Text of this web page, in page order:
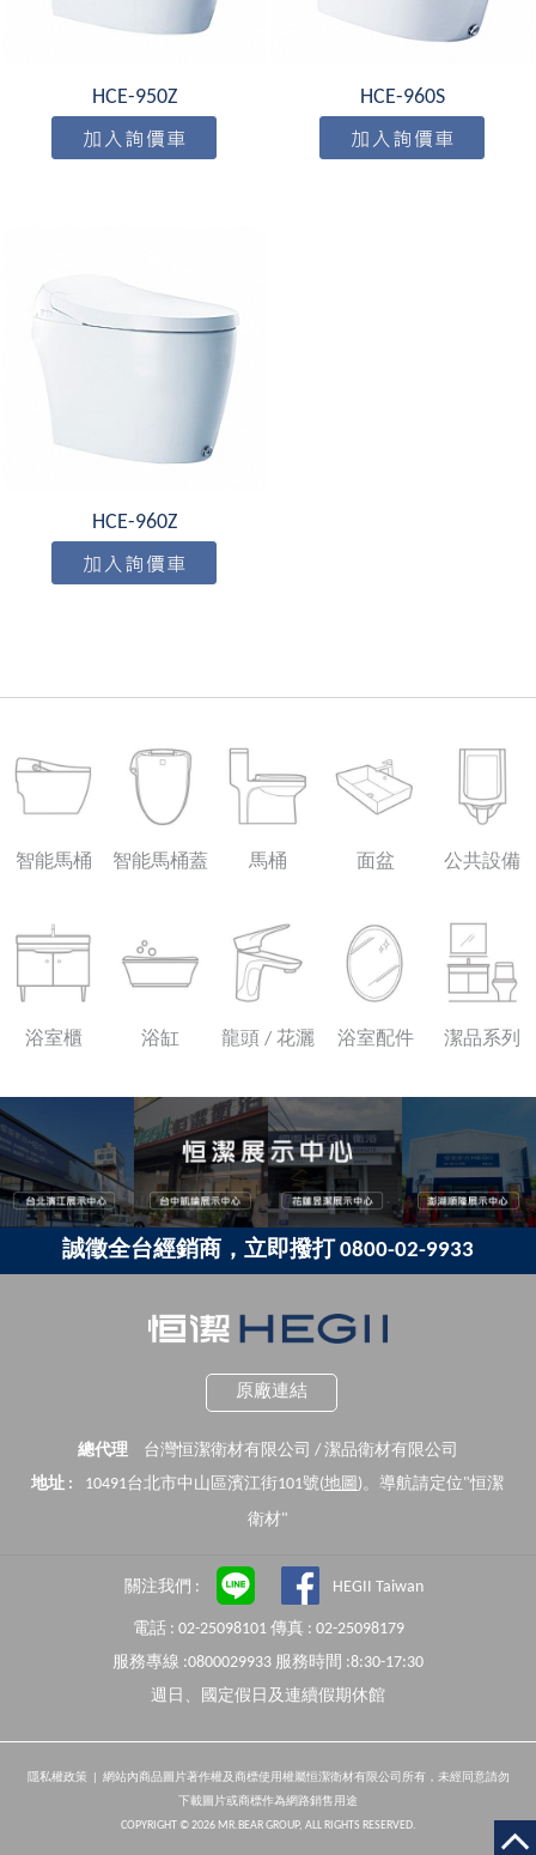
HCE-950Z HCE-960S
HCE-960Z
智能馬桶 智能馬桶蓋 馬桶 面盆 公共設備
浴室櫃 浴缸 龍頭 / 花灑 浴室配件 潔品系列
誠徵全台經銷商，立即撥打 0800-02-9933
原廠連結
總代理
台灣恒潔衛材有限公司 / 潔品衛材有限公司
地址 :
10491台北市中山區濱江街101號(地圖 )。導航請定位"恒潔
衛材"
關注我們 : HEGII Taiwan
電話 : 02-25098101 傳真 : 02-25098179
服務專線 :0800029933 服務時間 :8:30-17:30
週日、國定假日及連續假期休館
隱私權政策 | 網站內商品圖片著作權及商標使用權屬恒潔衛材有限公司所有，未經同意請勿
下載圖片或商標作為網路銷售用途
COPYRIGHT © 2026 MR.BEAR GROUP, ALL RIGHTS RESERVED.